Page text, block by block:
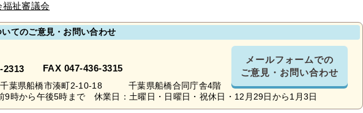
祉審議会
てのご意見・お問い合わせ
2313 FAX 047-436-3315
メールフォームでの
ご意見・お問い合わせ
葉県船橋市湊町2-10-18 千葉県船橋合同庁舎4階
9時から午後5時まで 休業日：土曜日・日曜日・祝休日・12月29日から1月3日